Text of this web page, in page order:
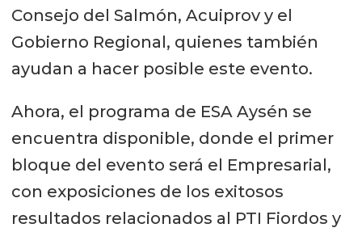
Consejo del Salmón, Acuiprov y el
Gobierno Regional, quienes también
ayudan a hacer posible este evento.
Ahora, el programa de ESA Aysén se
encuentra disponible, donde el primer
bloque del evento será el Empresarial,
con exposiciones de los exitosos
resultados relacionados al PTI Fiordos y